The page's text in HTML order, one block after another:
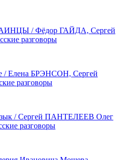
/ Фёдор ГАЙДА, Сергей
разговоры
/ Елена БРЭНСОН, Сергей
разговоры
/ Сергей ПАНТЕЛЕЕВ Олег
разговоры